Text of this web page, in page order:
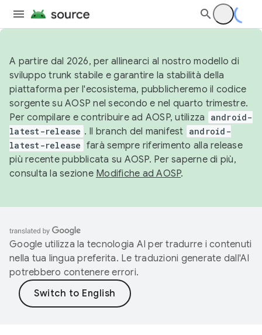
A partire dal 2026, per allinearci al nostro modello di
sviluppo trunk stabile e garantire la stabilità della
piattaforma per l'ecosistema, pubblicheremo il codice
sorgente su AOSP nel secondo e nel quarto trimestre.
Per compilare e contribuire ad AOSP, utilizza
android-
latest-release . Il branch del manifest android-
latest-release farà sempre riferimento alla release
più recente pubblicata su AOSP. Per saperne di più,
consulta la sezione Modifiche ad AOSP.
Google utilizza la tecnologia AI per tradurre i contenuti
nella tua lingua preferita. Le traduzioni generate dall'AI
potrebbero contenere errori.